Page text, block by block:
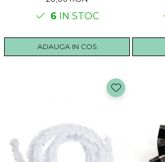
6 IN STOC
ADAUGA IN COS